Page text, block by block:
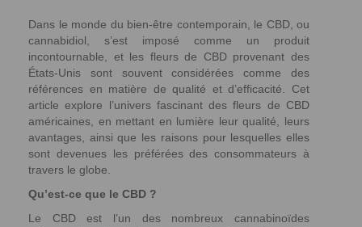
Dans le monde du bien-être contemporain, le CBD, ou
cannabidiol, s’est imposé comme un produit
incontournable, et les fleurs de CBD provenant des
États-Unis sont souvent considérées comme des
références en matière de qualité et d’efficacité. Cet
article explore l’univers fascinant des fleurs de CBD
américaines, en mettant en lumière leur qualité, leurs
avantages, ainsi que les raisons pour lesquelles elles
sont devenues les préférées des consommateurs à
travers le globe.
Qu’est-ce que le CBD ?
Le CBD est l’un des nombreux cannabinoïdes